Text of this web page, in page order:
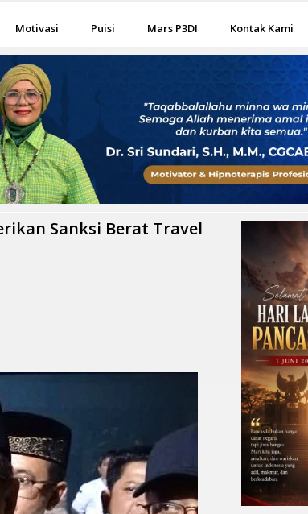
Motivasi Puisi Mars P3DI Kontak Kami
Sanksi Berat Travel